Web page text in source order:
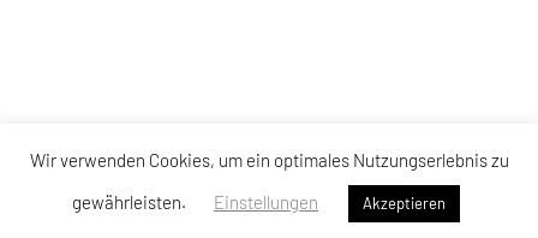
Wir verwenden Cookies, um ein optimales Nutzungserlebnis zu
gewährleisten.
Einstellungen Akzeptieren